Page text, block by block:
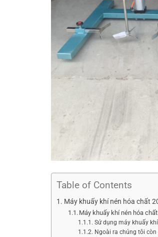
Table of Contents
Máy khuấy khí nén hóa chất
Máy khuấy khí nén hóa
Sử dụng máy khuấy
Ngoài ra chúng tôi